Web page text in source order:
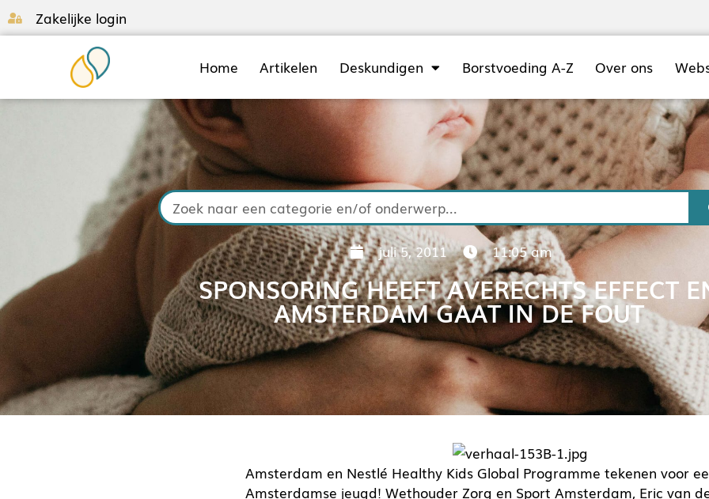
Zakelijke login
Home Artikelen Deskundigen Borstvoeding A-Z Over ons
juli 5, 2011 11:05 am
SPONSORING HEEFT AVERECHTS EFFECT
AMSTERDAM GAAT IN DE FOUT
Amsterdam en Nestlé Healthy Kids Global Programme tekenen voor
Amsterdamse jeugd! Wethouder Zorg en Sport Amsterdam, Eric van